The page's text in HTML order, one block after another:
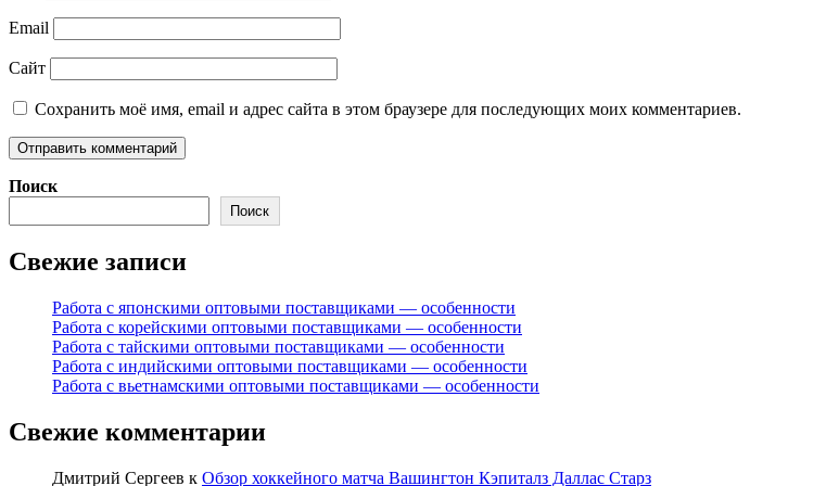
Email
Сайт
Сохранить моё имя, email и адрес сайта в этом браузере для последующих моих комментариев.
Поиск
Поиск
Свежие записи
Работа с японскими оптовыми поставщиками — особенности
Работа с корейскими оптовыми поставщиками — особенности
Работа с тайскими оптовыми поставщиками — особенности
Работа с индийскими оптовыми поставщиками — особенности
Работа с вьетнамскими оптовыми поставщиками — особенности
Свежие комментарии
Дмитрий Сергеев к Обзор хоккейного матча Вашингтон Кэпиталз Даллас Старз